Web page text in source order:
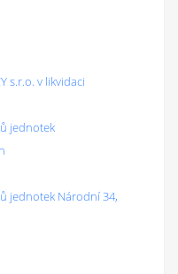
s.r.o. v likvidaci
jednotek
jednotek Národní 34,